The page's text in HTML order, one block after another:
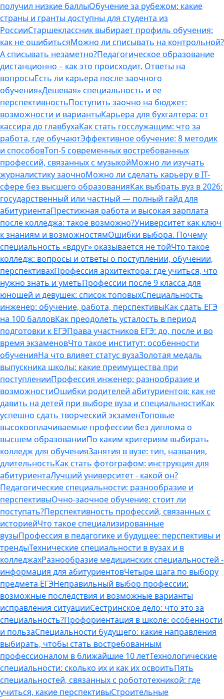
получил низкие баллыОбучение за рубежом: какие
страны и гранты доступны для студента из
РоссииСтаршеклассник выбирает профиль обучения:
как не ошибитьсяМожно ли списывать на контрольной?
А списывать незаметно?Педагогическое образование
дистанционно – как это происходит. Ответы на
вопросыЕсть ли карьера после заочного
обучения«Дешевая» специальность и ее
перспективностьПоступить заочно на бюджет:
возможности и вариантыКарьера для бухгалтера: от
кассира до главбухаКак стать госслужащим: что за
работа, где обучаютЭффективное обучение: 8 методик
и способовТоп-5 современных востребованных
профессий, связанных с музыкойМожно ли изучать
журналистику заочноМожно ли сделать карьеру в IT-
сфере без высшего образованияКак выбрать вуз в 2026:
государственный или частный — полный гайд для
абитуриентаПрестижная работа и высокая зарплата
после колледжа: такое возможно?Университет как ключ
к знаниям и возможностямОшибки выбора. Почему
специальность «вдруг» оказывается не тойЧто такое
колледж: вопросы и ответы о поступлении, обучении,
перспективахПрофессия архитектора: где учиться, что
нужно знать и уметьПрофессии после 9 класса для
юношей и девушек: список топовыхСпециальность
инженер: обучение, работа, перспективыКак сдать ЕГЭ
на 100 балловКак преодолеть усталость в период
подготовки к ЕГЭПрава участников ЕГЭ: до, после и во
время экзаменовЧто такое институт: особенности
обученияНа что влияет статус вузаЗолотая медаль
выпускника школы: какие преимущества при
поступленииПрофессия инженер: разнообразие и
возможностиОшибки родителей абитуриентов: как не
давить на детей при выборе вуза и специальностиКак
успешно сдать творческий экзаменТоповые
высокооплачиваемые профессии без диплома о
высшем образованииПо каким критериям выбирать
колледж для обученияЗанятия в вузе: тип, названия,
длительностьКак стать фотографом: инструкция для
абитуриентаЛучший университет - какой он?
Педагогические специальности: разнообразие и
перспективыОчно-заочное обучение: стоит ли
поступать?Перспективность профессий, связанных с
историейЧто такое специализированные
вузыПрофессия в педагогике и будущее: перспективы и
трендыТехнические специальности в вузах и в
колледжахРазнообразие медицинских специальностей -
информация для абитуриентовЧетыре шага по выбору
предмета ЕГЭНеправильный выбор профессии:
возможные последствия и возможные варианты
исправления ситуацииСестринское дело: что это за
специальность?Профориентация в школе: особенности
и пользаСпециальности будущего: какие направления
выбирать, чтобы стать востребованным
профессионалом в ближайшие 10 летТехнологические
специальности: сколько их и как их освоитьПять
специальностей, связанных с робототехникой: где
учиться, какие перспективыСтроительные